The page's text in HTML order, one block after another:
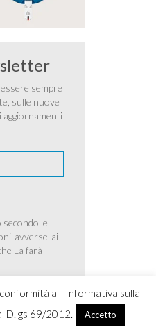
all' Informativa sulla
D.lgs 69/2012.
Accetto
sempre
sulle nuove
aggiornamenti
le
avverse-ai-
La farà